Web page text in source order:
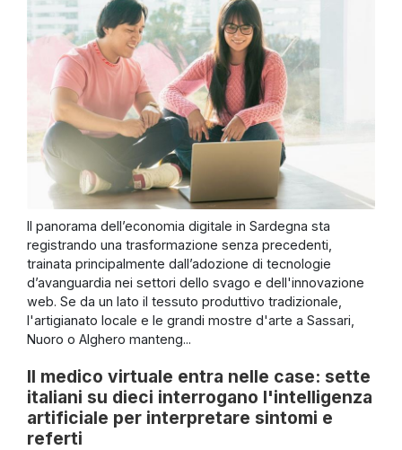
Il panorama dell’economia digitale in Sardegna sta
registrando una trasformazione senza precedenti,
trainata principalmente dall’adozione di tecnologie
d’avanguardia nei settori dello svago e dell'innovazione
web. Se da un lato il tessuto produttivo tradizionale,
l'artigianato locale e le grandi mostre d'arte a Sassari,
Nuoro o Alghero manteng...
Il medico virtuale entra nelle case: sette
italiani su dieci interrogano l'intelligenza
artificiale per interpretare sintomi e
referti